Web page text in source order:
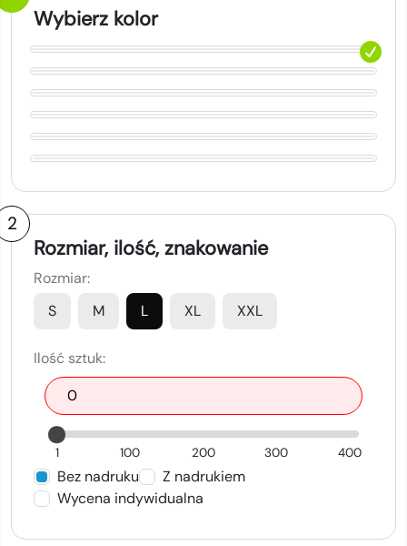
Wybierz kolor
2
Rozmiar, ilość, znakowanie
Rozmiar:
S
M L XL XXL
Ilość sztuk:
1 100 200 300 400
Bez nadruku
Z nadrukiem
Wycena indywidualna